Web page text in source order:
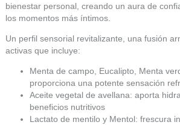
bienestar personal, creando un aura de
los momentos más íntimos.
Un perfil sensorial revitalizante, una fusión
activas que incluye:
Menta de campo, Eucalipto, Menta
proporciona una potente sensación
Aceite vegetal de avellana: aporta
beneficios nutritivos
Lactato de mentilo y Mentol: frescura